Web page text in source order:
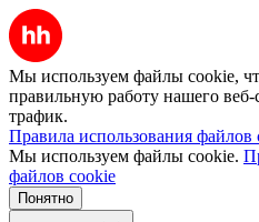
Мы используем файлы cookie,
правильную работу нашего веб-
трафик.
Правила использования файлов
Мы используем файлы cookie.
файлов cookie
Понятно